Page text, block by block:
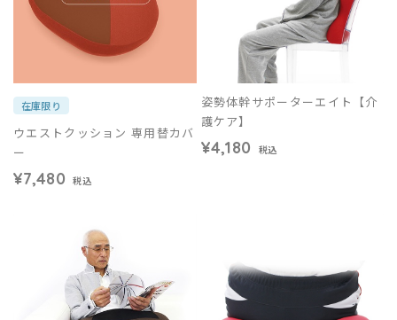
在庫限り
ウエストクッション 専用替カバ
ー
¥7,480 税込
姿勢体幹サポーターエイト【介
護ケア】
¥4,180 税込